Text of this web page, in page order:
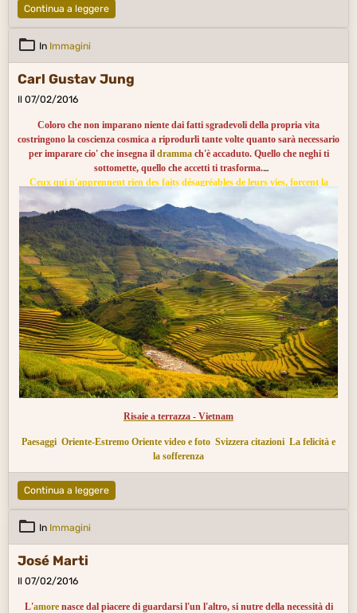
Continua a leggere
In Immagini
Carl Gustav Jung
Il 07/02/2016
Coloro che non imparano niente dai fatti sgradevoli della propria vita
costringono la coscienza cosmica a riprodurli tante volte quanto sarà necessario
per imparare cio' che insegna il drammach'è accaduto. Quello che neghi ti
sottomette, quello che accetti ti trasforma.
Ceux qui n'apprennent rien des faits désagréables de leurs vies, forcent la
conscience cosmique à les reproduire autant de fois que nécessaire, pour
apprendre ce qu'enseigne le drame de ce qui est arrivé. Ce que tu nies te
soumet. Ce que tu acceptes te transforme.
Risaie a terrazza - Vietnam
Paesaggi Oriente-Estremo Oriente video e foto Svizzera citazioni La felicità e
la sofferenza
Continua a leggere
In Immagini
José Marti
Il 07/02/2016
L'amorenasce dal piacere di guardarsi l'un l'altro, si nutre della necessità di